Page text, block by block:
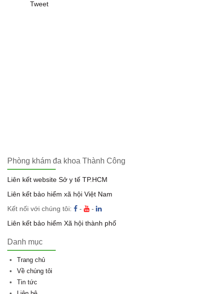
Tweet
Phòng khám đa khoa Thành Công
Liên kết website Sở y tế TP.HCM
Liên kết bảo hiểm xã hội Việt Nam
Kết nối với chúng tôi:
-
-
Liên kết bảo hiểm Xã hội thành phố
Danh mục
Trang chủ
Về chúng tôi
Tin tức